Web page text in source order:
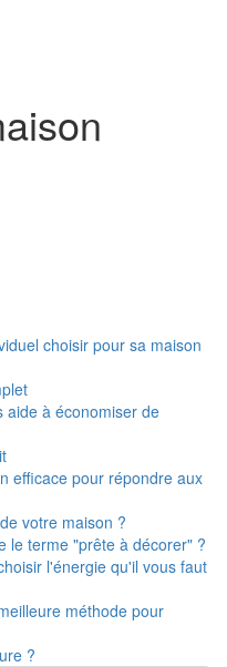
choisir pour sa maison
aide à économiser de
efficace pour répondre aux
votre maison ?
le terme "prête à décorer" ?
l'énergie qu'il vous faut
méthode pour
?